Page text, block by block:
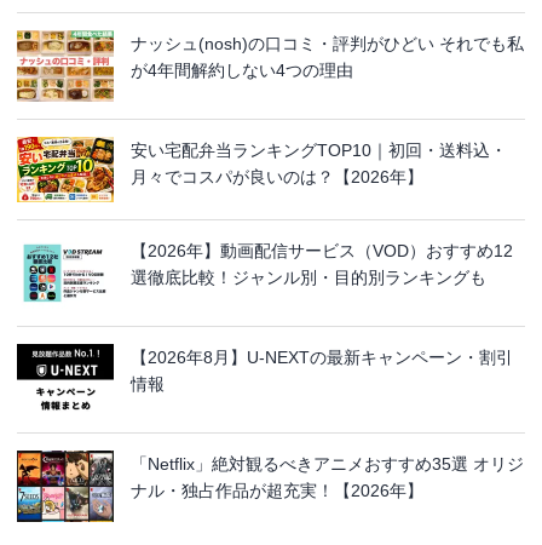
ナッシュ(nosh)の口コミ・評判がひどい それでも私
が4年間解約しない4つの理由
安い宅配弁当ランキングTOP10｜初回・送料込・
月々でコスパが良いのは？【2026年】
【2026年】動画配信サービス（VOD）おすすめ12
選徹底比較！ジャンル別・目的別ランキングも
【2026年8月】U-NEXTの最新キャンペーン・割引
情報
「Netflix」絶対観るべきアニメおすすめ35選 オリジ
ナル・独占作品が超充実！【2026年】